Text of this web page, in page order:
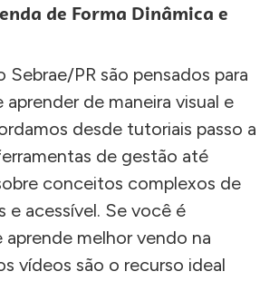
de Forma Dinâmica e
Sebrae/PR são pensados para
de maneira visual e
desde tutoriais passo a
de gestão até
conceitos complexos de
e acessível. Se você é
aprende melhor vendo na
vídeos são o recurso ideal